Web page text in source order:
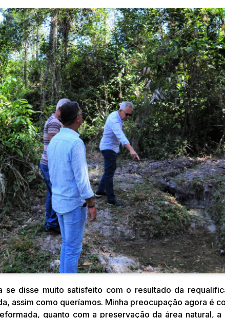
se disse muito satisfeito com o resultado da
assim como queríamos. Minha preocupação agora é
quanto com a preservação da área natural, a